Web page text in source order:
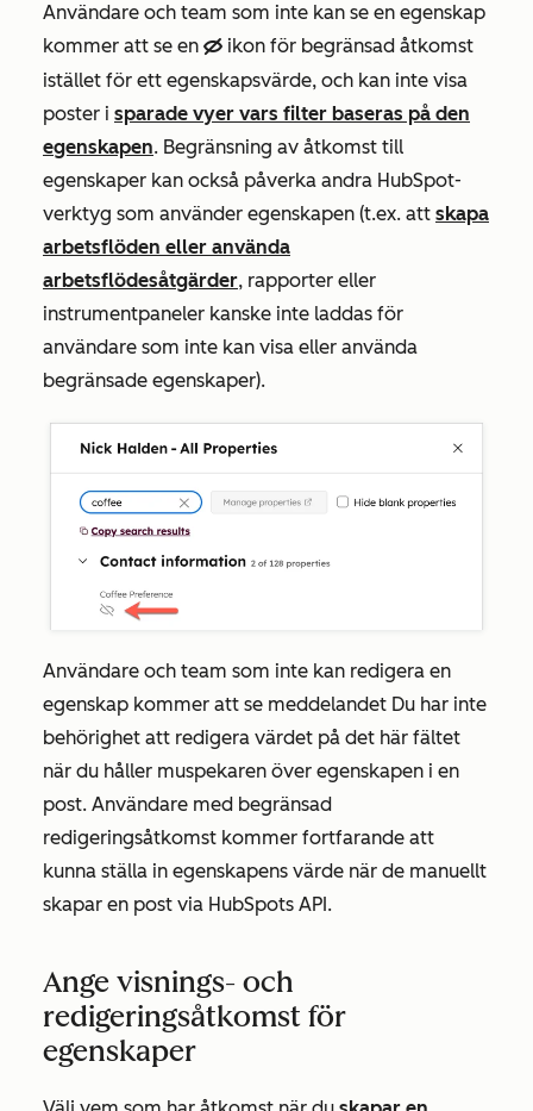
Användare och team som inte kan se en egenskap
kommer att se en hideIcon ikon för begränsad åtkomst
istället för ett egenskapsvärde, och kan inte visa
poster i sparade vyer vars filter baseras på den
egenskapen. Begränsning av åtkomst till
egenskaper kan också påverka andra HubSpot-
verktyg som använder egenskapen (t.ex. att skapa
arbetsflöden eller använda
arbetsflödesåtgärder, rapporter eller
instrumentpaneler kanske inte laddas för
användare som inte kan visa eller använda
begränsade egenskaper).
Användare och team som inte kan redigera en
egenskap kommer att se meddelandet Du har inte
behörighet att redigera värdet på det här fältet
när du håller muspekaren över egenskapen i en
post. Användare med begränsad
redigeringsåtkomst kommer fortfarande att
kunna ställa in egenskapens värde när de manuellt
skapar en post via HubSpots API.
Ange visnings- och
redigeringsåtkomst för
egenskaper